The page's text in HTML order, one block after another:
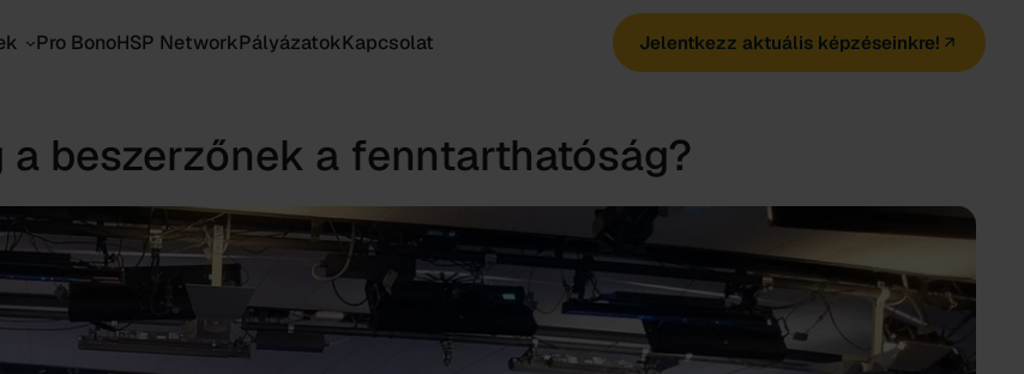
Pro BonoHSP NetworkPályázatokKapcsolat Jelentkezz aktuális képzéseinkre!
a beszerzőnek a fenntarthatóság?